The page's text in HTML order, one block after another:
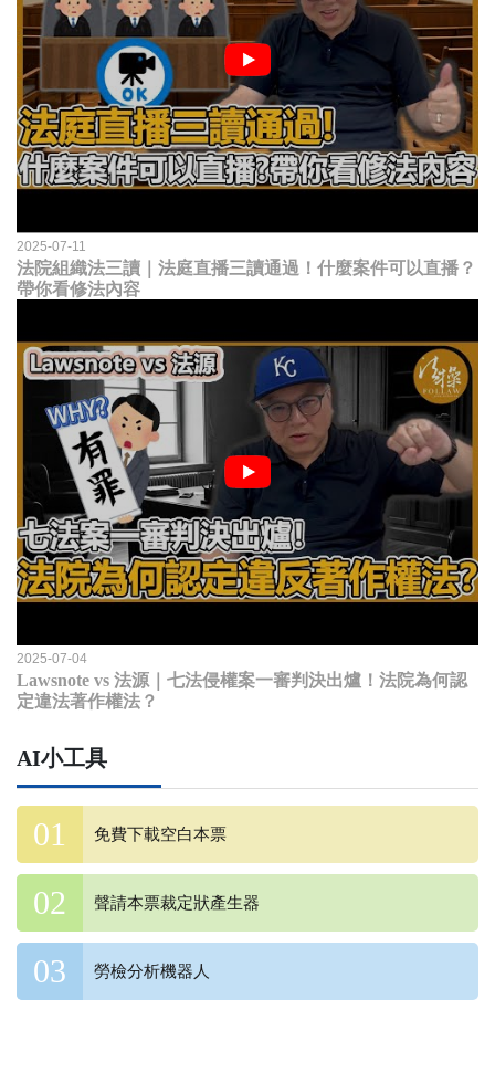
2025-07-11
法院組織法三讀｜法庭直播三讀通過！什麼案件可以直播？
帶你看修法內容
2025-07-04
Lawsnote vs 法源｜七法侵權案一審判決出爐！法院為何認
定違法著作權法？
AI小工具
免費下載空白本票
聲請本票裁定狀產生器
勞檢分析機器人